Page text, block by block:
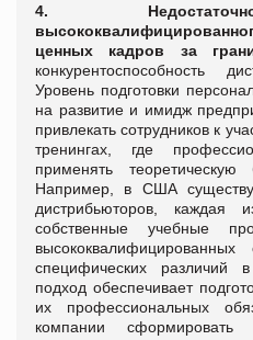
4.
ценных кадров за
конкурентоспособность
Уровень подготовки
на развитие и имидж
привлекать сотрудников к
тренингах, где
применять
Например, в США
дистрибьюторов, каждая
собственные учебные
специфических различий
подход обеспечивает
их профессиональных
компании сформировать